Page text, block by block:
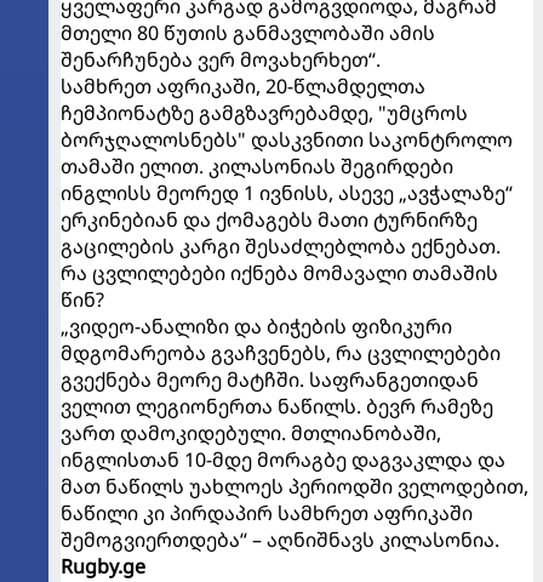
ყველაფერი კარგად გამოგვდიოდა, მაგრამ
მთელი 80 წუთის განმავლობაში ამის
შენარჩუნება ვერ მოვახერხეთ“.
სამხრეთ აფრიკაში, 20-წლამდელთა
ჩემპიონატზე გამგზავრებამდე, "უმცროს
ბორჯღალოსნებს" დასკვნითი საკონტროლო
თამაში ელით. კილასონიას შეგირდები
ინგლისს მეორედ 1 ივნისს, ასევე „ავჭალაზე“
ერკინებიან და ქომაგებს მათი ტურნირზე
გაცილების კარგი შესაძლებლობა ექნებათ.
რა ცვლილებები იქნება მომავალი თამაშის
წინ?
„ვიდეო-ანალიზი და ბიჭების ფიზიკური
მდგომარეობა გვაჩვენებს, რა ცვლილებები
გვექნება მეორე მატჩში. საფრანგეთიდან
ველით ლეგიონერთა ნაწილს. ბევრ რამეზე
ვართ დამოკიდებული. მთლიანობაში,
ინგლისთან 10-მდე მორაგბე დაგვაკლდა და
მათ ნაწილს უახლოეს პერიოდში ველოდებით,
ნაწილი კი პირდაპირ სამხრეთ აფრიკაში
შემოგვიერთდება“ – აღნიშნავს კილასონია.
Rugby.ge